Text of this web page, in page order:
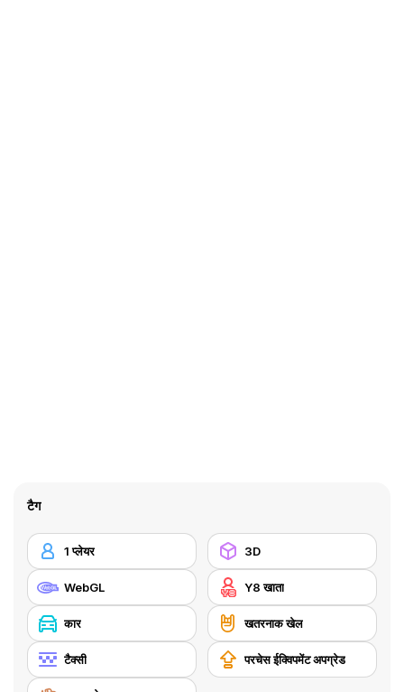
टैग
1 प्लेयर 3D
WebGL Y8 खाता
कार खतरनाक खेल
टैक्सी परचेस ईक्विपमेंट अपग्रेड